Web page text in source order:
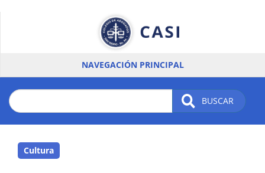
NAVEGACIÓN PRINCIPAL
BUSCAR
Cultura